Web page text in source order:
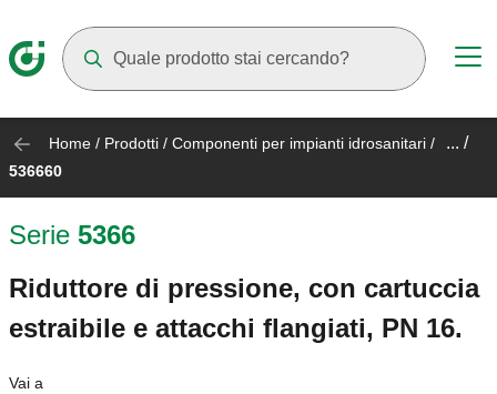
Home / Prodotti / Componenti per impianti idrosanitari / ... /
536660
Serie 5366
Riduttore di pressione, con cartuccia
estraibile e attacchi flangiati, PN 16.
Vai a